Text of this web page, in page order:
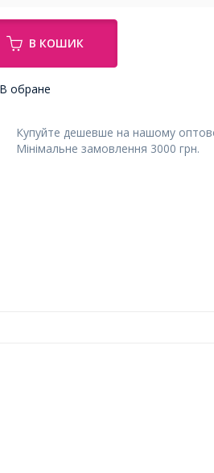
В КОШИК
В обране
Купуйте дешевше на нашому
Мінімальне замовлення 3000 грн.